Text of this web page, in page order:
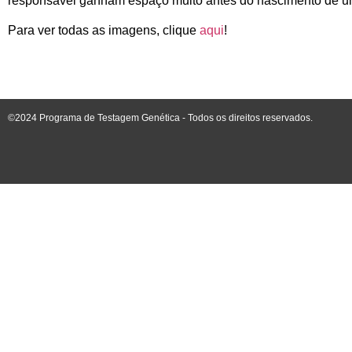
Para ver todas as imagens, clique aqui!
©2024 Programa de Testagem Genética - Todos os direitos reservados.